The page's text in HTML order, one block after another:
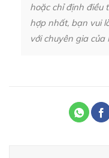
hoặc chỉ định điều
hợp nhất, bạn vui
với chuyên gia của